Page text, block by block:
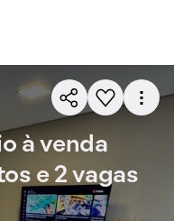
à venda
e 2 vagas